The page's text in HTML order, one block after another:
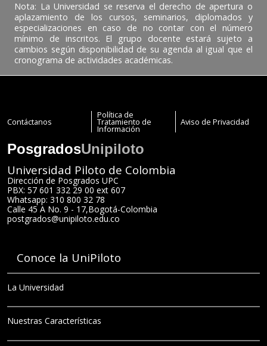
Nota: La Universidad se reserva el derecho de apertura o
aplazamiento de los cursos, seminarios, diplomados y
especializaciones en caso de no contar con el número
mínimo de inscritos. El grupo docente estará sujeto a
cambios según disponibilidad de su agenda al igual que el
cronograma de actividades académicas.
Contáctanos
Política de
Tratamiento de
Información
Aviso de Privacidad
PosgradosUnipiloto
Universidad Piloto de Colombia
Dirección de Posgrados UPC
PBX: 57 601 332 29 00 ext 607
Whatsapp: 310 800 32 78
Calle 45 A No. 9 - 17,Bogotá-Colombia
postgrados@unipiloto.edu.co
Conoce la UniPiloto
La Universidad
Nuestras Características